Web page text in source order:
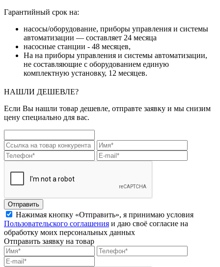
Гарантийный срок на:
насосы/оборудование, приборы управления и системы
автоматизации — составляет 24 месяца
насосные станции - 48 месяцев,
На на приборы управления и системы автоматизации,
не составляющие с оборудованием единую
комплектную установку, 12 месяцев.
НАШЛИ ДЕШЕВЛЕ?
Если Вы нашли товар дешевле, отправте заявку и мы снизим
цену специально для вас.
Отправить
Нажимая кнопку «Отправить», я принимаю условия
Пользовательского соглашения и даю своё согласие на
обработку моих персональных данных
Отправить заявку на товар